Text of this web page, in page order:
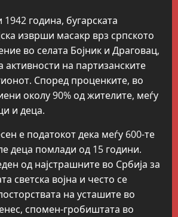
година, бугарската
изврши масакр врз српското
во селата Бојник и Драговац,
активности на партизанските
Според проценките, во
околу 90% од жителите, меѓу
и деца.
е податокот дека меѓу 600-те
деца помлади од 15 години.
од најстрашните во Србија за
светска војна и често се
на усташите во
спомен-гробиштата во